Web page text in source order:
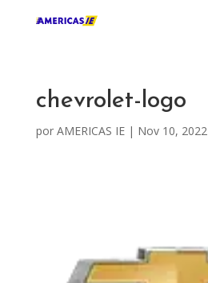
chevrolet-logo
por AMERICAS IE| Nov 10, 2022